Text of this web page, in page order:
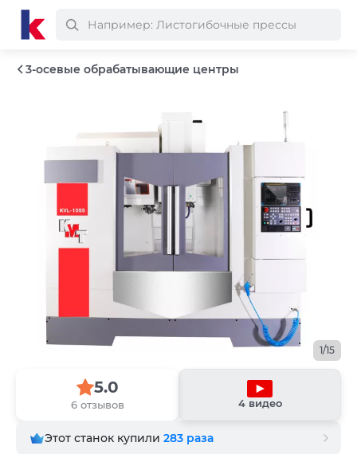
3-осевые обрабатывающие центры
1/15
5.0
6 отзывов 4 видео
Этот станок купили 283 раза